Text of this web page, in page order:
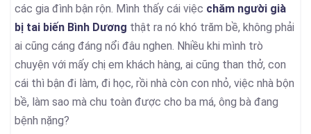
các gia đình bận rộn. Mình thấy cái việc chăm người già
bị tai biến Bình Dương thật ra nó khó trăm bề, không phải
ai cũng cáng đáng nổi đâu nghen. Nhiều khi mình trò
chuyện với mấy chị em khách hàng, ai cũng than thở, con
cái thì bận đi làm, đi học, rồi nhà còn con nhỏ, việc nhà bộn
bề, làm sao mà chu toàn được cho ba má, ông bà đang
bệnh nặng?